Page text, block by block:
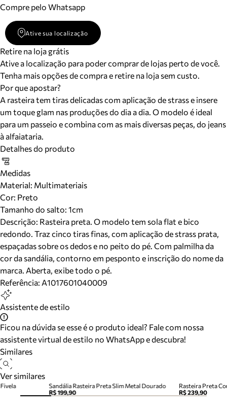
Compre pelo Whatsapp
Ative sua localização
Retire na loja grátis
Ative a localização para poder comprar de lojas perto de você.
Tenha mais opções de compra e retire na loja sem custo.
Por que apostar?
A rasteira tem tiras delicadas com aplicação de strass e insere
um toque glam nas produções do dia a dia. O modelo é ideal
para um passeio e combina com as mais diversas peças, do jeans
à alfaiataria.
Detalhes do produto
Medidas
Material: Multimateriais
Cor: Preto
Tamanho do salto: 1cm
Descrição: Rasteira preta. O modelo tem sola flat e bico
redondo. Traz cinco tiras finas, com aplicação de strass prata,
espaçadas sobre os dedos e no peito do pé. Com palmilha da
cor da sandália, contorno em pesponto e inscrição do nome da
marca. Aberta, exibe todo o pé.
Referência: A1017601040009
Assistente de estilo
Ficou na dúvida se esse é o produto ideal? Fale com nossa
assistente virtual de estilo no WhatsApp e descubra!
Similares
Ver similares
Sandália Rasteira Preta Slim Metal Dourado
R$ 199,90
R$ 239,90